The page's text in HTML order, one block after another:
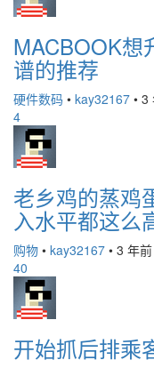
MACBOOK想
谱的推荐
硬件数码 • kay32167 • 3
4
老乡鸡的蒸鸡
入水平都这么
购物 • kay32167 • 3 年前
40
开始抓后排乘